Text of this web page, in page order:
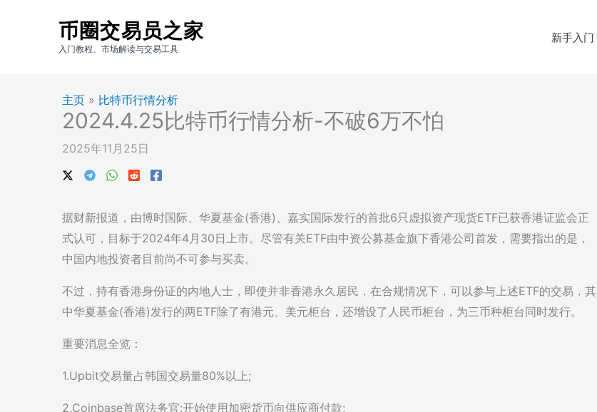
币圈交易员之家
入门教程、市场解读与交易工具
新手入门
主页 » 比特币行情分析
2024.4.25比特币行情分析-不破6万不怕
2025年11月25日
据财新报道，由博时国际、华夏基金(香港)、嘉实国际发行的首批6只虚拟资产现货ETF已获香港证监会正
式认可，目标于2024年4月30日上市。尽管有关ETF由中资公募基金旗下香港公司首发，需要指出的是，
中国内地投资者目前尚不可参与买卖。
不过，持有香港身份证的内地人士，即使并非香港永久居民，在合规情况下，可以参与上述ETF的交易，其
中华夏基金(香港)发行的两ETF除了有港元、美元柜台，还增设了人民币柜台，为三币种柜台同时发行。
重要消息全览：
1.Upbit交易量占韩国交易量80%以上;
2.Coinbase首席法务官:开始使用加密货币向供应商付款;